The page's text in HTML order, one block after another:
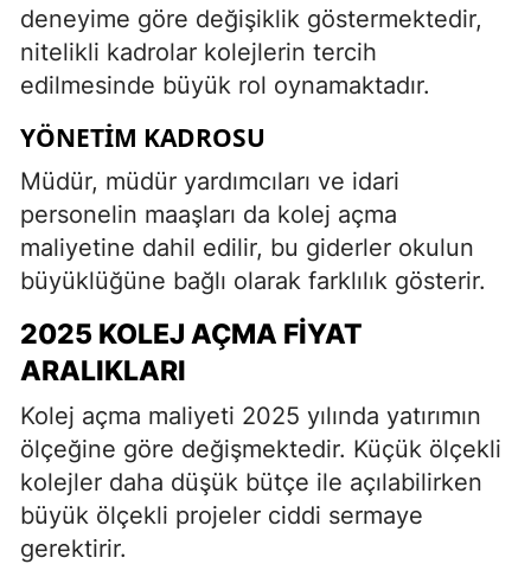
deneyime göre değişiklik göstermektedir,
nitelikli kadrolar kolejlerin tercih
edilmesinde büyük rol oynamaktadır.
YÖNETIM KADROSU
Müdür, müdür yardımcıları ve idari
personelin maaşları da kolej açma
maliyetine dahil edilir, bu giderler okulun
büyüklüğüne bağlı olarak farklılık gösterir.
2025 KOLEJ AÇMA FIYAT
ARALIKLARI
Kolej açma maliyeti 2025 yılında yatırımın
ölçeğine göre değişmektedir. Küçük ölçekli
kolejler daha düşük bütçe ile açılabilirken
büyük ölçekli projeler ciddi sermaye
gerektirir.